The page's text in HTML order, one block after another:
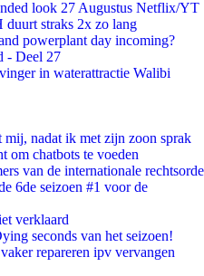
look 27 Augustus Netflix/YT
duurt straks 2x zo lang
powerplant day incoming?
- Deel 27
in waterattractie Walibi
nadat ik met zijn zoon sprak
om chatbots te voeden
van de internationale rechtsorde
6de seizoen #1 voor de
verklaard
seconds van het seizoen!
repareren ipv vervangen